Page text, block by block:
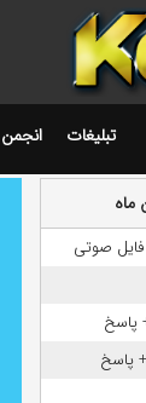
تبلیغات
ماه